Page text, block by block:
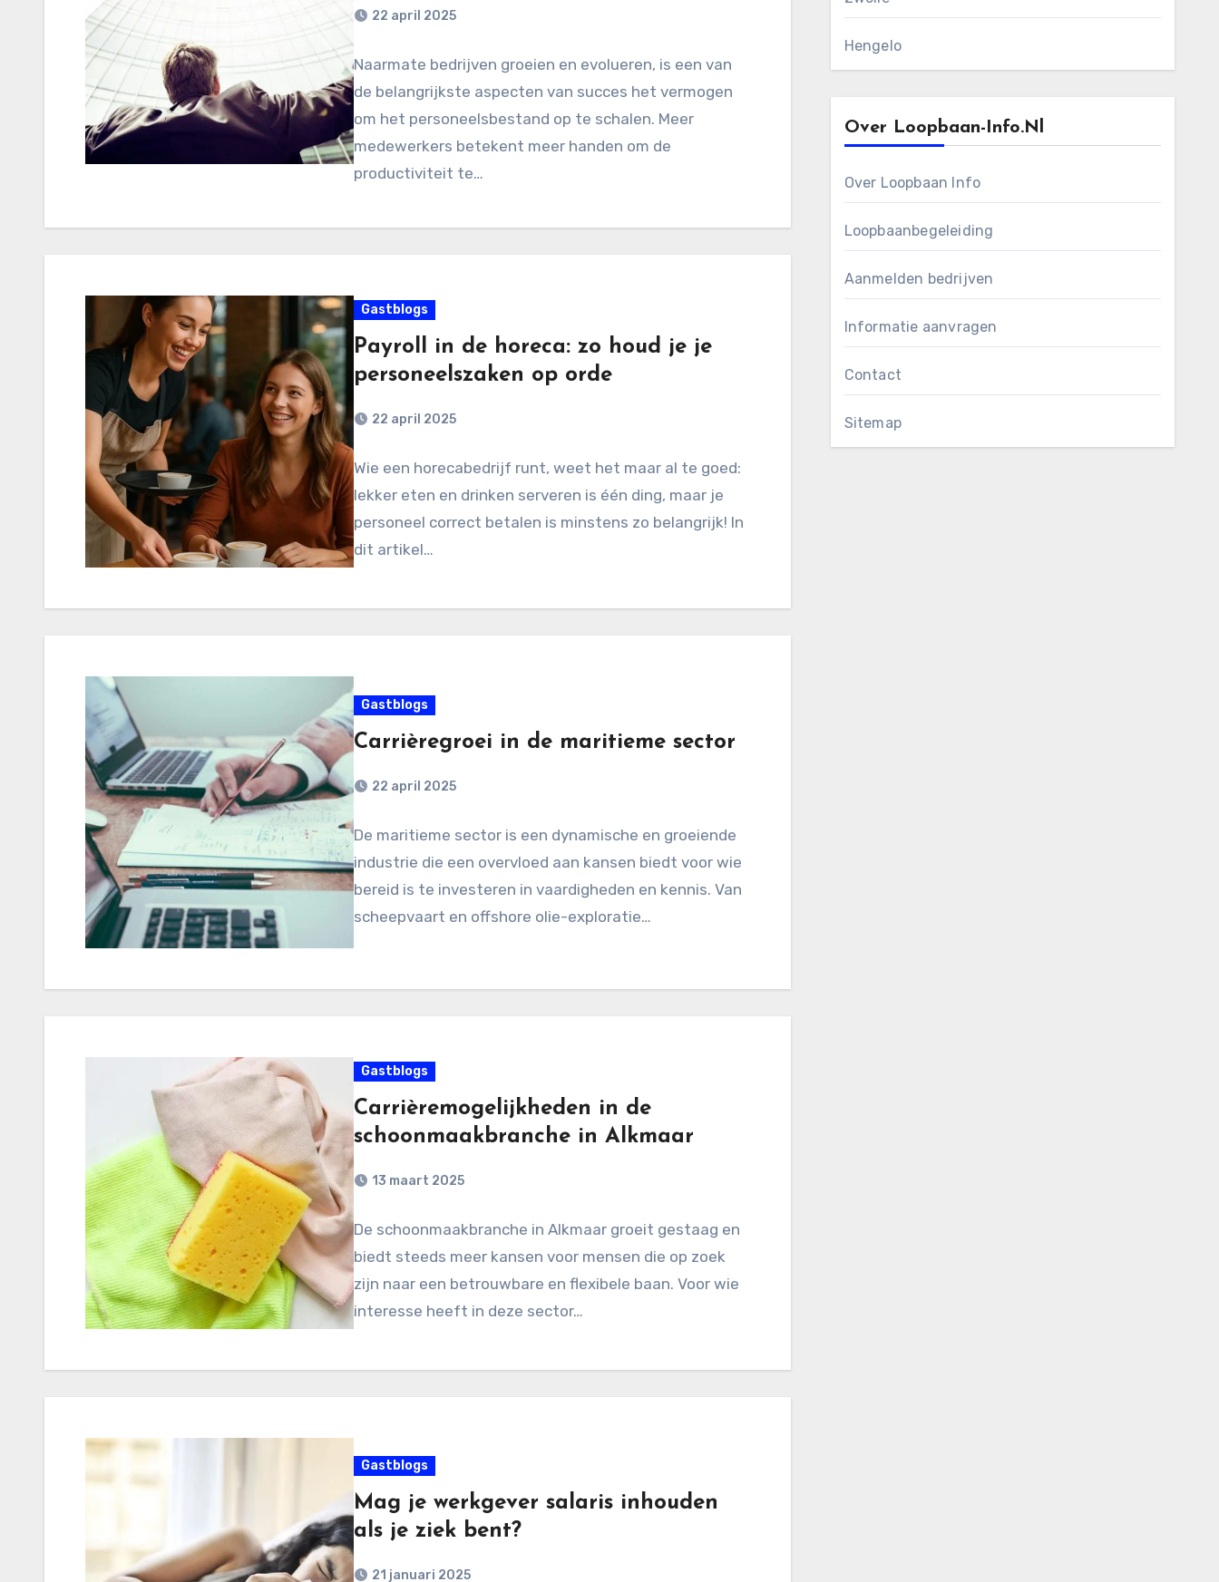
22 april 2025
Naarmate bedrijven groeien en evolueren, is een van
de belangrijkste aspecten van succes het vermogen
om het personeelsbestand op te schalen. Meer
medewerkers betekent meer handen om de
productiviteit te…
Gastblogs
Payroll in de horeca: zo houd je je
personeelszaken op orde
22 april 2025
Wie een horecabedrijf runt, weet het maar al te goed:
lekker eten en drinken serveren is één ding, maar je
personeel correct betalen is minstens zo belangrijk! In
dit artikel…
Gastblogs
Carrièregroei in de maritieme sector
22 april 2025
De maritieme sector is een dynamische en groeiende
industrie die een overvloed aan kansen biedt voor wie
bereid is te investeren in vaardigheden en kennis. Van
scheepvaart en offshore olie-exploratie…
Gastblogs
Carrièremogelijkheden in de
schoonmaakbranche in Alkmaar
13 maart 2025
De schoonmaakbranche in Alkmaar groeit gestaag en
biedt steeds meer kansen voor mensen die op zoek
zijn naar een betrouwbare en flexibele baan. Voor wie
interesse heeft in deze sector…
Gastblogs
Mag je werkgever salaris inhouden
als je ziek bent?
21 januari 2025
Hengelo
Over Loopbaan-Info.nl
Over Loopbaan Info
Loopbaanbegeleiding
Aanmelden bedrijven
Informatie aanvragen
Contact
Sitemap